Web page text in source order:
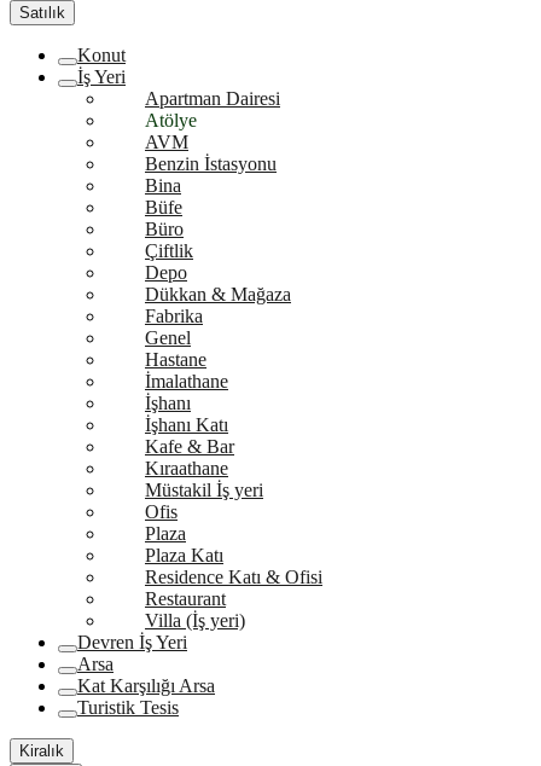
Satılık
Konut
İş Yeri
Apartman Dairesi
Atölye
AVM
Benzin İstasyonu
Bina
Büfe
Büro
Çiftlik
Depo
Dükkan & Mağaza
Fabrika
Genel
Hastane
İmalathane
İşhanı
İşhanı Katı
Kafe & Bar
Kıraathane
Müstakil İş yeri
Ofis
Plaza
Plaza Katı
Residence Katı & Ofisi
Restaurant
Villa (İş yeri)
Devren İş Yeri
Arsa
Kat Karşılığı Arsa
Turistik Tesis
Kiralık